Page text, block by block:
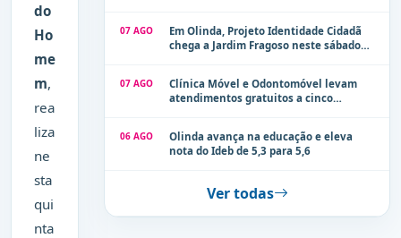
do
Ho
me
m,
rea
liza
ne
sta
qui
nta
07 AGO
Em Olinda, Projeto Identidade Cidadã
chega a Jardim Fragoso neste sábado
07 AGO
Clínica Móvel e Odontomóvel levam
atendimentos gratuitos a cinco
06 AGO
Olinda avança na educação e eleva
nota do Ideb de 5,3 para 5,6
Ver todas